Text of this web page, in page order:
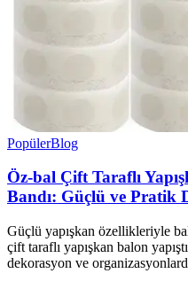
PopülerBlog
Öz-bal Çift Taraflı
Bandı: Güçlü ve Pratik
Güçlü yapışkan özellikleriyle
çift taraflı yapışkan balon
dekorasyon ve